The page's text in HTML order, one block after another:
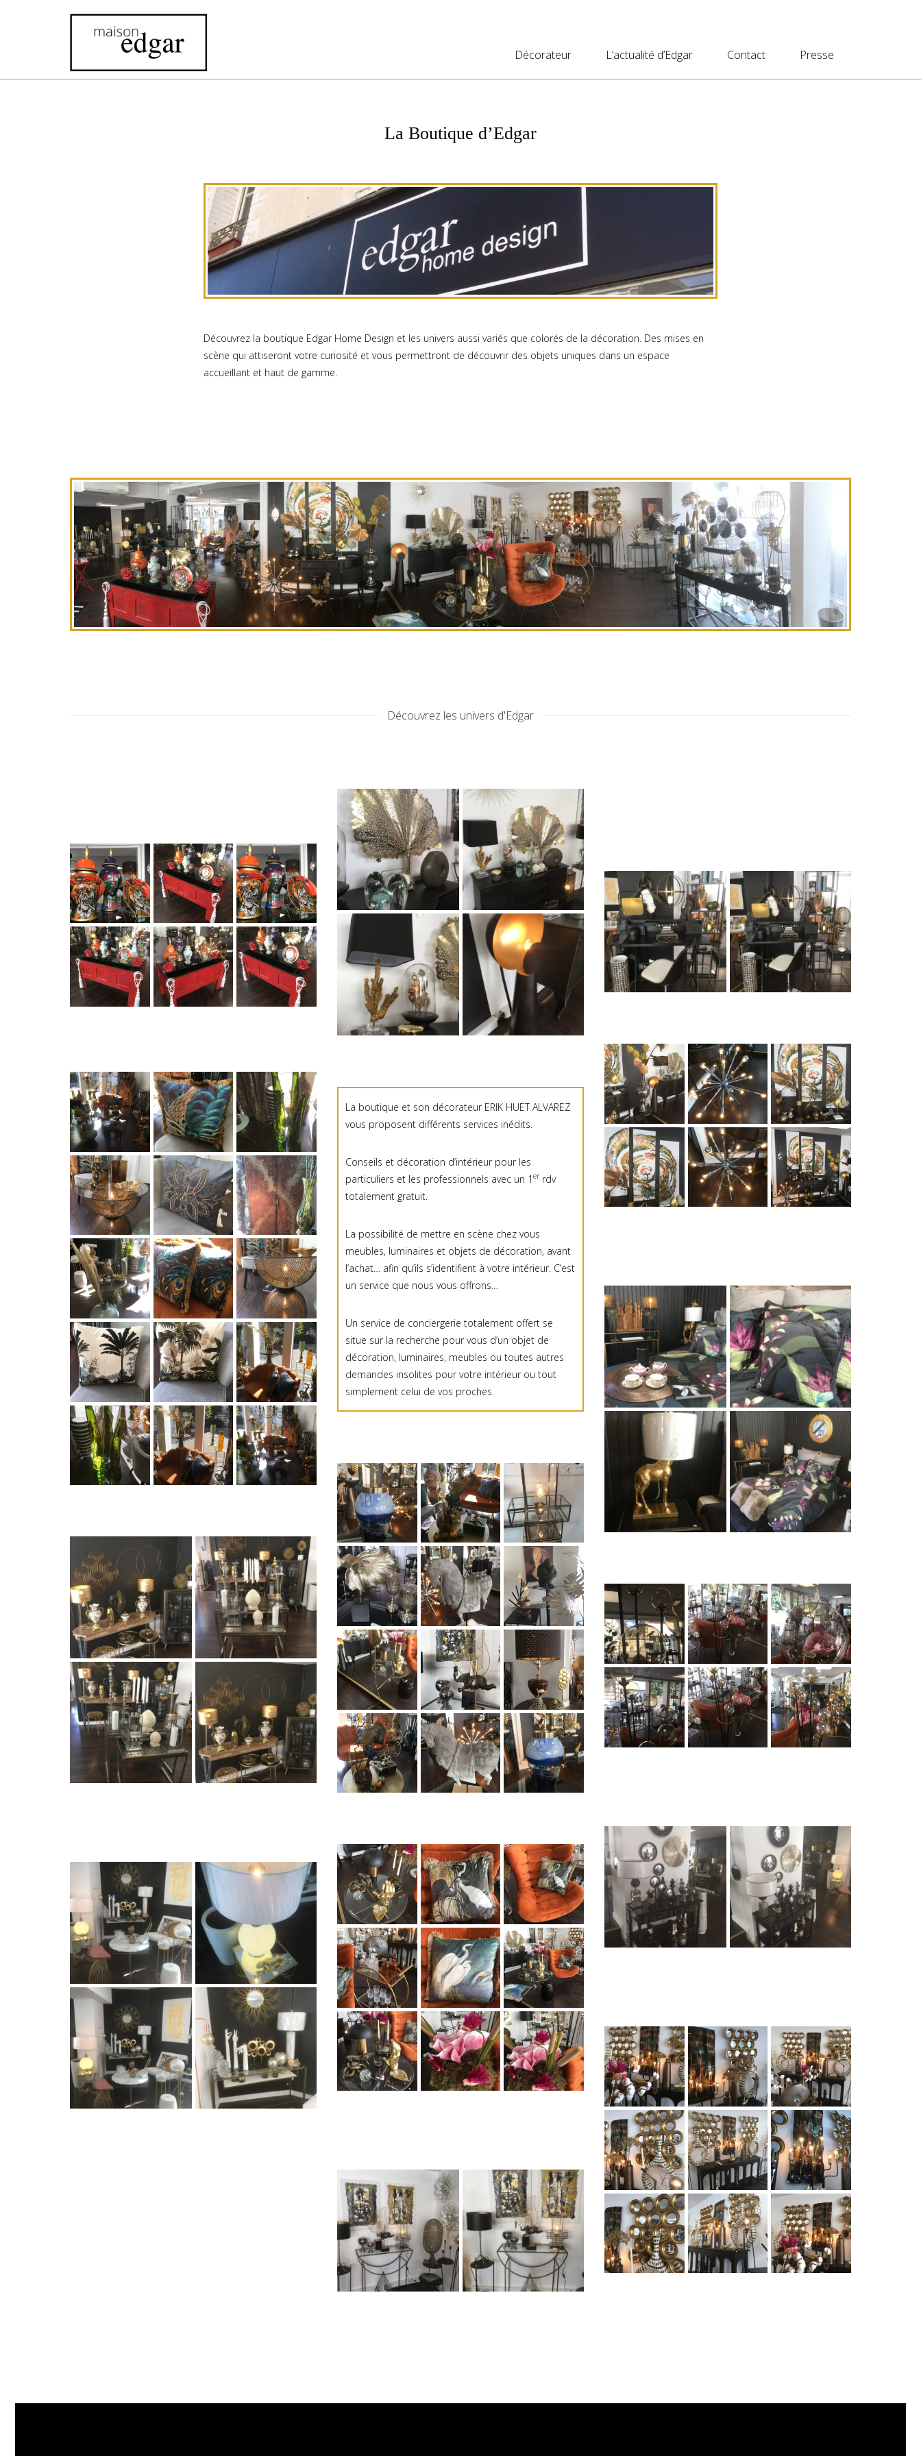
Décorateur L’actualité d’Edgar Contact Presse
La Boutique d’Edgar
Découvrez la boutique Edgar Home Design et les univers aussi variés que colorés de la décoration. Des mises en
scène qui attiseront votre curiosité et vous permettront de découvrir des objets uniques dans un espace
accueillant et haut de gamme.
Découvrez les univers d'Edgar
La boutique et son décorateur ERIK HUET ALVAREZ
vous proposent différents services inédits.
Conseils et décoration d’intérieur pour les
particuliers et les professionnels avec un 1 errdv
totalement gratuit.
La possibilité de mettre en scène chez vous
meubles, luminaires et objets de décoration, avant
l’achat… afin qu’ils s’identifient à votre intérieur. C’est
un service que nous vous offrons…
Un service de conciergerie totalement offert se
situe sur la recherche pour vous d’un objet de
décoration, luminaires, meubles ou toutes autres
demandes insolites pour votre intérieur ou tout
simplement celui de vos proches.